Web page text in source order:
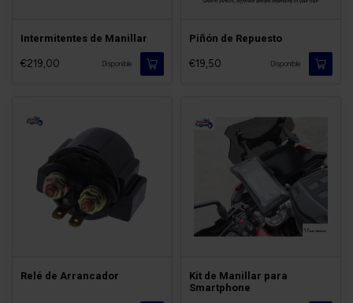
Intermitentes de Manillar
€219,00 Disponible
Piñón de Repuesto
€19,50 Disponible
Relé de Arrancador
Kit de Manillar para
Smartphone